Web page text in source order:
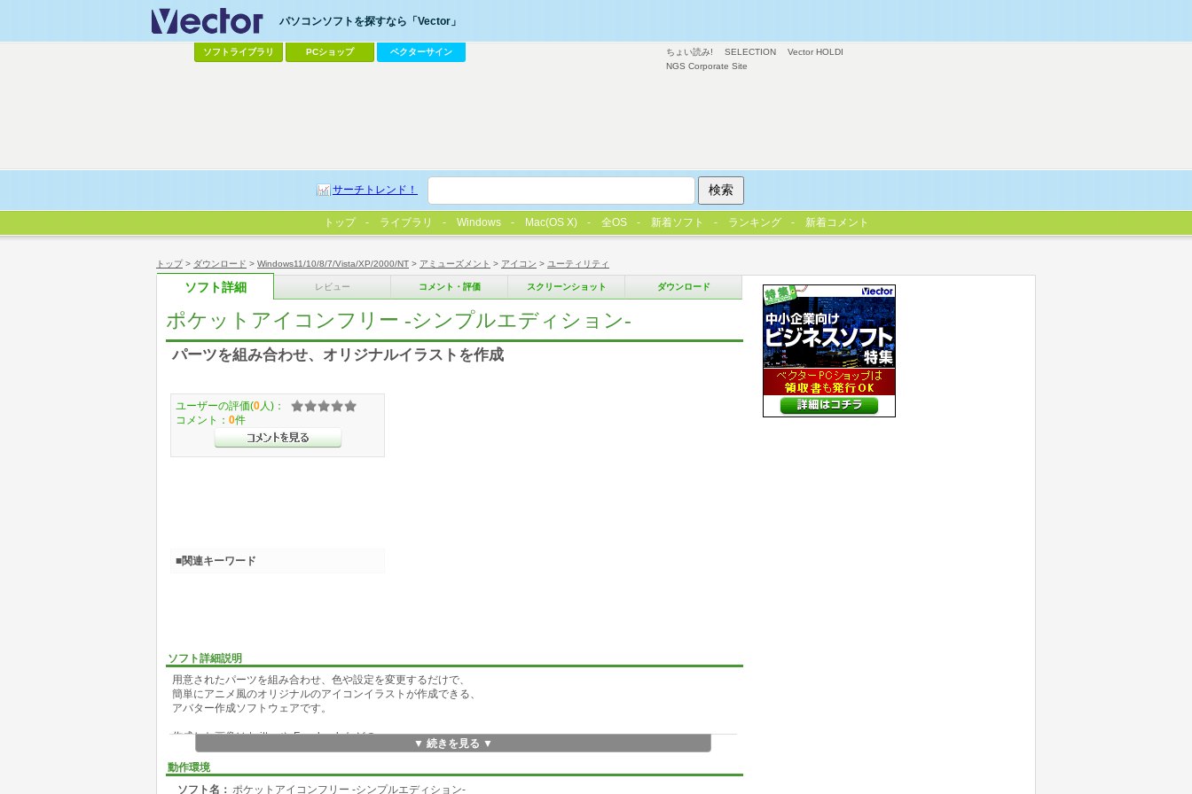
トップ> ダウンロード > Windows11/10/8/7/Vista/XP/2000/NT > アミューズメント > アイコン > ユーティリティ
ソフト詳細 レビュー コメント・評価 スクリーンショット ダウンロード
ポケットアイコンフリー -シンプルエディション-
パーツを組み合わせ、オリジナルイラストを作成
ソフト詳細説明
用意されたパーツを組み合わせ、色や設定を変更するだけで、
簡単にアニメ風のオリジナルのアイコンイラストが作成できる、
アバター作成ソフトウェアです。
作成した画像は twitter や Facebook などの
SNS サイトのプロフィール画像や、名刺・印刷物等での使用はもちろん、
LINE クリエイターズマーケットのオリジナルスタンプ・着せ替え作りや、
広告・イメージキャラクターへの利用等、商用利用も可能です。
▼ 続きを見る ▼
動作環境
ソフト名： ポケットアイコンフリー -シンプルエディション-
ユーザーの評価(0 人)：
コメント： 0件
■関連キーワード
ちょい読み! SELECTION
Vector HOLDI
NGS Corporate Site
パソコンソフトを探すなら「Vector」
ソフトライブラリ PCショップ ベクターサイン
サーチトレンド！
トップ ライブラリ Windows Mac(OS X) 全OS 新着ソフト ランキング 新着コメント